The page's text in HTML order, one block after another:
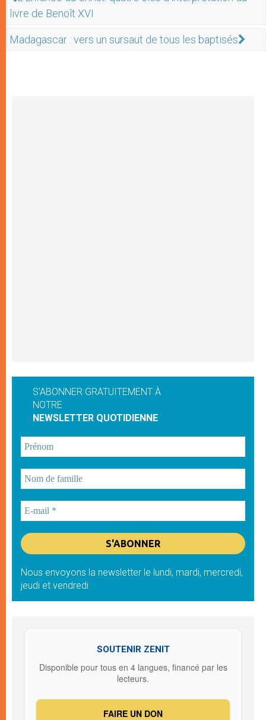
livre de Benoît XVI
Madagascar : vers un sursaut de tous les baptisés
S'ABONNER GRATUITEMENT À
NOTRE
NEWSLETTER QUOTIDIENNE
Nous envoyons la newsletter le lundi, mardi, mercredi,
jeudi et vendredi
SOUTENIR ZENIT
Disponible pour tous en 4 langues, financé par les
lecteurs.
FAIRE UN DON